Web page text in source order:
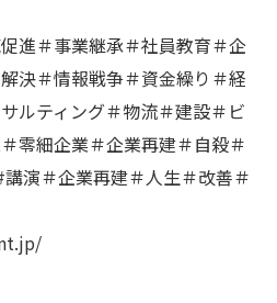
進＃事業継承＃社員教育＃企
決＃情報戦争＃資金繰り＃経
ルティング＃物流＃建設＃ビ
零細企業＃企業再建＃自殺＃
演＃企業再建＃人生＃改善＃